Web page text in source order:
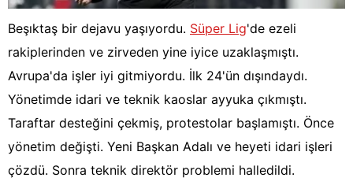
Beşıktaş bir dejavu yaşıyordu. Süper Lig'de ezeli
rakiplerinden ve zirveden yine iyice uzaklaşmıştı.
Avrupa'da işler iyi gitmiyordu. İlk 24'ün dışındaydı.
Yönetimde idari ve teknik kaoslar ayyuka çıkmıştı.
Taraftar desteğini çekmiş, protestolar başlamıştı. Önce
yönetim değişti. Yeni Başkan Adalı ve heyeti idari işleri
çözdü. Sonra teknik direktör problemi halledildi.